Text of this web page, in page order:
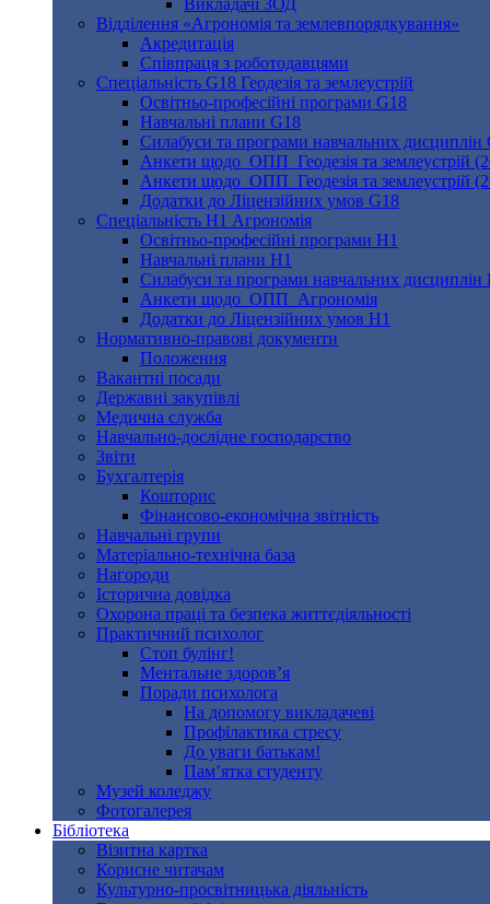
Відділення «Агрономія та землевпорядкування»
Акредитація
Співпраця з роботодавцями
Спеціальність G18 Геодезія та землеустрій
Освітньо-професійні програми G18
Навчальні плани G18
Силабуси та програми навчальних дисциплін
Анкети щодо ОПП Геодезія та землеустрій
Анкети щодо ОПП Геодезія та землеустрій
Додатки до Ліцензійних умов G18
Спеціальність Н1 Агрономія
Освітньо-професійні програми Н1
Навчальні плани Н1
Силабуси та програми навчальних дисциплін
Анкети щодо ОПП Агрономія
Додатки до Ліцензійних умов Н1
Нормативно-правові документи
Положення
Вакантні посади
Державні закупівлі
Медична служба
Навчально-дослідне господарство
Звіти
Бухгалтерія
Кошторис
Фінансово-економічна звітність
Навчальні групи
Матеріально-технічна база
Нагороди
Історична довідка
Охорона праці та безпека життєдіяльності
Практичний психолог
Стоп булінг!
Ментальне здоров’я
Поради психолога
На допомогу викладачеві
Профілактика стресу
До уваги батькам!
Пам’ятка студенту
Музей коледжу
Фотогалерея
Бібліотека
Візитна картка
Кориcне читачам
Культурно-просвітницька діяльність